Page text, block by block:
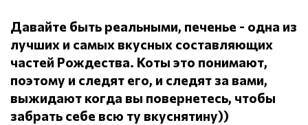
Давайте быть реальными, печенье - одна из
лучших и самых вкусных составляющих
частей Рождества. Коты это понимают,
поэтому и следят его, и следят за вами,
выжидают когда вы повернетесь, чтобы
забрать себе всю ту вкуснятину))